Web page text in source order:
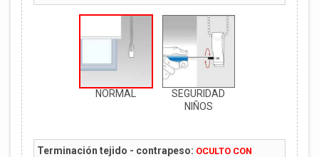
NORMAL
SEGURIDAD
NIÑOS
Terminación tejido - contrapeso: OCULTO CON